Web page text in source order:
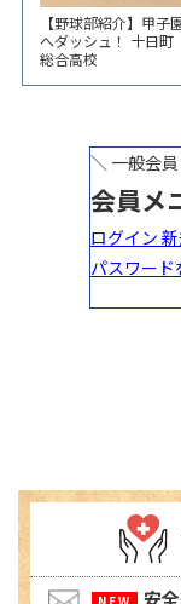
【野球部紹介】甲子
へダッシュ！ 十日町
総合高校
安